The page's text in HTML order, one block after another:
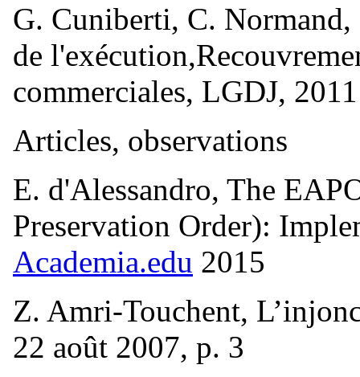
G. Cuniberti, C.
de
commerciales, LGDJ, 2011
Articles, observations
E. d'Alessandro, The
Preservation Order):
Academia.edu 2015
Z. Amri-Touchent,
22 août 2007, p. 3